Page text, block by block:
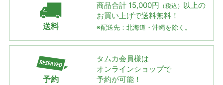
送料
商品合計 15,000円 （税込） 以上の
お買い上げで送料無料！
※配送先：北海道・沖縄を除く。
予約
タムカ会員様は
オンラインショップで
予約が可能！